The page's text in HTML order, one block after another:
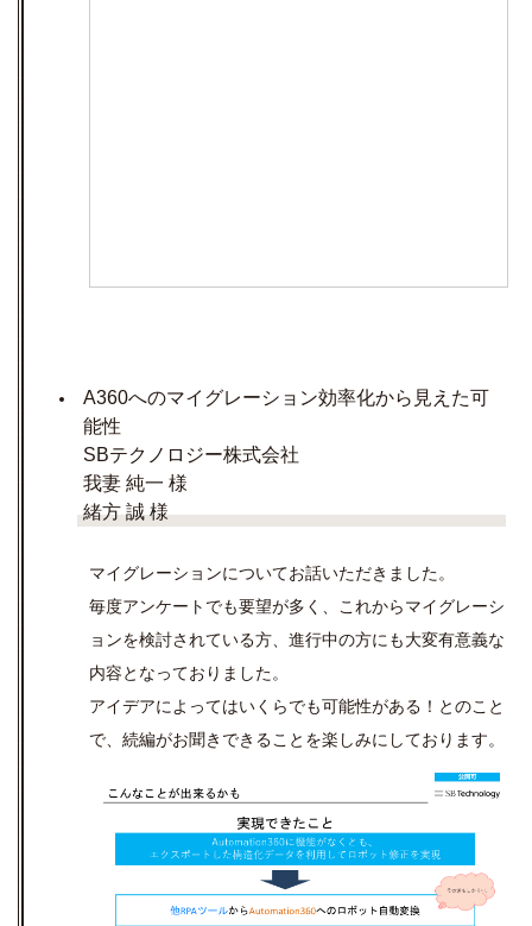
A360へのマイグレーション効率化から見えた可
能性
SBテクノロジー株式会社
我妻 純一 様
緒方 誠 様
マイグレーションについてお話いただきました。
毎度アンケートでも要望が多く、これからマイグレーシ
ョンを検討されている方、進行中の方にも大変有意義な
内容となっておりました。
アイデアによってはいくらでも可能性がある！とのこと
で、続編がお聞きできることを楽しみにしております。